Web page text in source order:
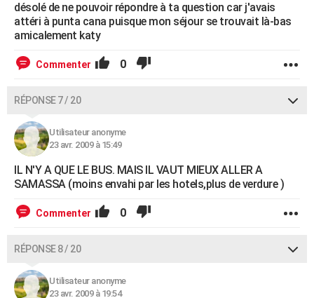
désolé de ne pouvoir répondre à ta question car j'avais
attéri à punta cana puisque mon séjour se trouvait là-bas
amicalement katy
Commenter 0
RÉPONSE 7 / 20
Utilisateur anonyme
23 avr. 2009 à 15:49
IL N'Y A QUE LE BUS. MAIS IL VAUT MIEUX ALLER A
SAMASSA (moins envahi par les hotels,plus de verdure )
Commenter 0
RÉPONSE 8 / 20
Utilisateur anonyme
23 avr. 2009 à 19:54